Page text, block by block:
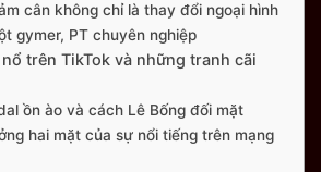
cân không chỉ là thay đổi ngoại hình
gymer, PT chuyên nghiệp
trên TikTok và những tranh cãi
ồn ào và cách Lê Bống đối mặt
hai mặt của sự nổi tiếng trên mạng